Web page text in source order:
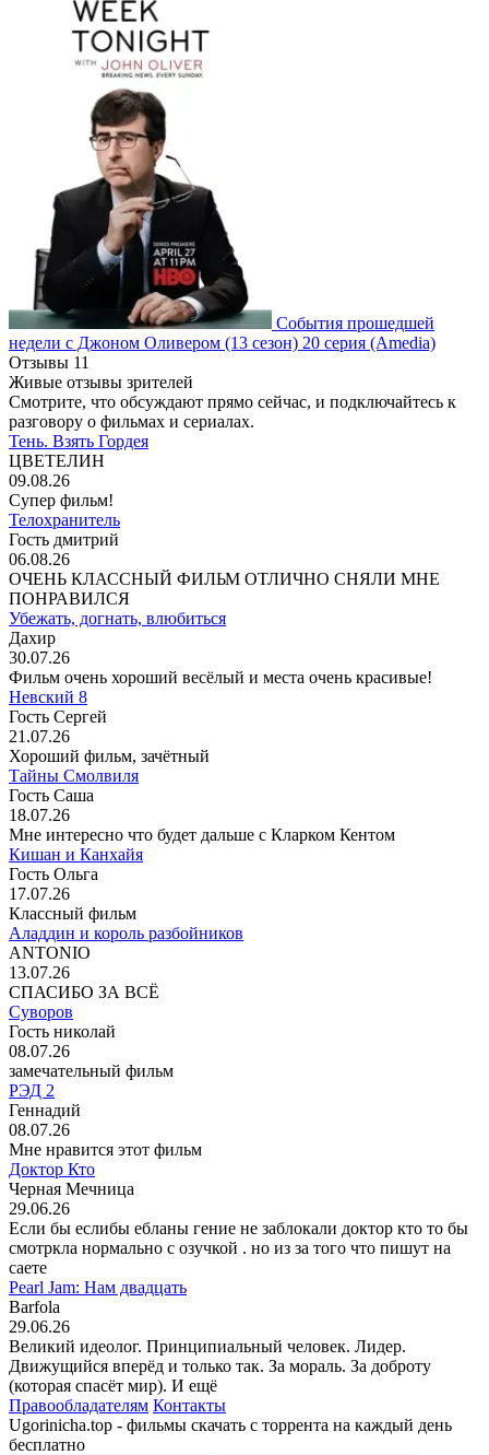
События прошедшей
недели с Джоном Оливером (13 сезон) 20 серия (Amedia)
Отзывы 11
Живые отзывы зрителей
Смотрите, что обсуждают прямо сейчас, и подключайтесь к
разговору о фильмах и сериалах.
Тень. Взять Гордея
ЦВЕТЕЛИН
09.08.26
Супер фильм!
Телохранитель
Гость дмитрий
06.08.26
ОЧЕНЬ КЛАССНЫЙ ФИЛЬМ ОТЛИЧНО СНЯЛИ МНЕ
ПОНРАВИЛСЯ
Убежать, догнать, влюбиться
Дахир
30.07.26
Фильм очень хороший весёлый и места очень красивые!
Невский 8
Гость Сергей
21.07.26
Хороший фильм, зачётный
Тайны Смолвиля
Гость Саша
18.07.26
Мне интересно что будет дальше с Кларком Кентом
Кишан и Канхайя
Гость Ольга
17.07.26
Классный фильм
Аладдин и король разбойников
ANTONIO
13.07.26
СПАСИБО ЗА ВСЁ
Суворов
Гость николай
08.07.26
замечательный фильм
РЭД 2
Геннадий
08.07.26
Мне нравится этот фильм
Доктор Кто
Черная Мечница
29.06.26
Если бы еслибы ебланы гение не заблокали доктор кто то бы
смотркла нормально с озучкой . но из за того что пишут на
саете
Pearl Jam: Нам двадцать
Barfola
29.06.26
Великий идеолог. Принципиальный человек. Лидер.
Движущийся вперёд и только так. За мораль. За доброту
(которая спасёт мир). И ещё
Правообладателям Контакты
Ugorinicha.top - фильмы скачать с торрента на каждый день
бесплатно